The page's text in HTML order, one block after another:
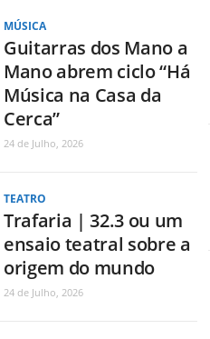
MÚSICA
Guitarras dos Mano a
Mano abrem ciclo “Há
Música na Casa da
Cerca”
24 de Julho, 2026
TEATRO
Trafaria | 32.3 ou um
ensaio teatral sobre a
origem do mundo
24 de Julho, 2026